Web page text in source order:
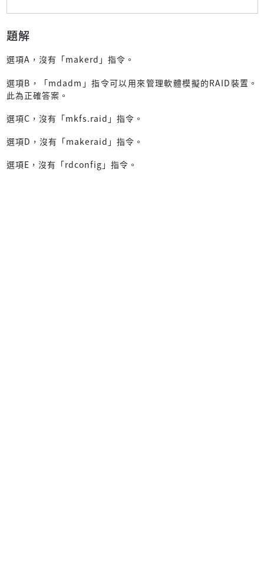
題解
選項A，沒有「makerd」指令。
選項B，「mdadm」指令可以用來管理軟體模擬的RAID裝置。
此為正確答案。
選項C，沒有「mkfs.raid」指令。
選項D，沒有「makeraid」指令。
選項E，沒有「rdconfig」指令。